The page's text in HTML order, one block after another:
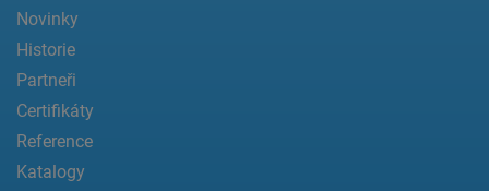
Novinky
Historie
Partneři
Certifikáty
Reference
Katalogy